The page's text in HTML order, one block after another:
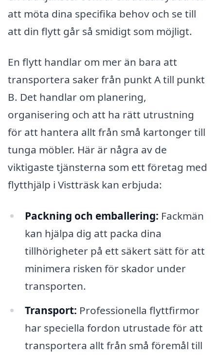
att möta dina specifika behov och se till
att din flytt går så smidigt som möjligt.
En flytt handlar om mer än bara att
transportera saker från punkt A till punkt
B. Det handlar om planering,
organisering och att ha rätt utrustning
för att hantera allt från små kartonger till
tunga möbler. Här är några av de
viktigaste tjänsterna som ett företag med
flytthjälp i Vistträsk kan erbjuda:
Packning och emballering: Fackmän
kan hjälpa dig att packa dina
tillhörigheter på ett säkert sätt för att
minimera risken för skador under
transporten.
Transport: Professionella flyttfirmor
har speciella fordon utrustade för att
transportera allt från små föremål till